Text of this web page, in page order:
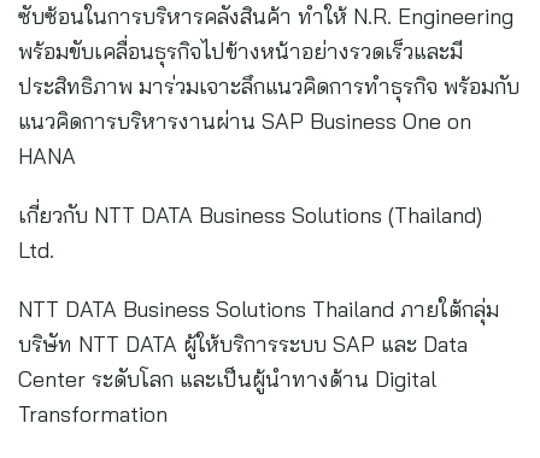
ซับซ้อนในการบริหารคลังสินค้า ทำให้ N.R. Engineering
พร้อมขับเคลื่อนธุรกิจไปข้างหน้าอย่างรวดเร็วและมี
ประสิทธิภาพ มาร่วมเจาะลึกแนวคิดการทำธุรกิจ พร้อมกับ
แนวคิดการบริหารงานผ่าน SAP Business One on
HANA
เกี่ยวกับ NTT DATA Business Solutions (Thailand)
Ltd.
NTT DATA Business Solutions Thailand ภายใต้กลุ่ม
บริษัท NTT DATA ผู้ให้บริการระบบ SAP และ Data
Center ระดับโลก และเป็นผู้นำทางด้าน Digital
Transformation